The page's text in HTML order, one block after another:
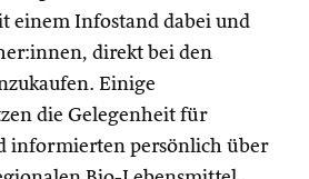
einem Infostand dabei und
direkt bei den
Einige
die Gelegenheit für
informierten persönlich über